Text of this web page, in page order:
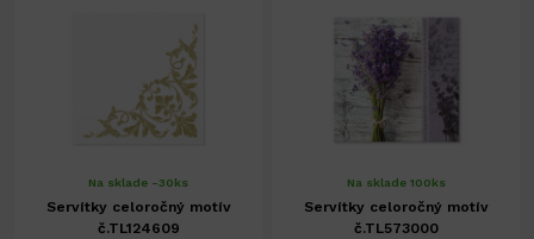
Na sklade -30ks
Servítky celoročný motív
č.TL124609
Na sklade 100ks
Servítky celoročný motív
č.TL573000